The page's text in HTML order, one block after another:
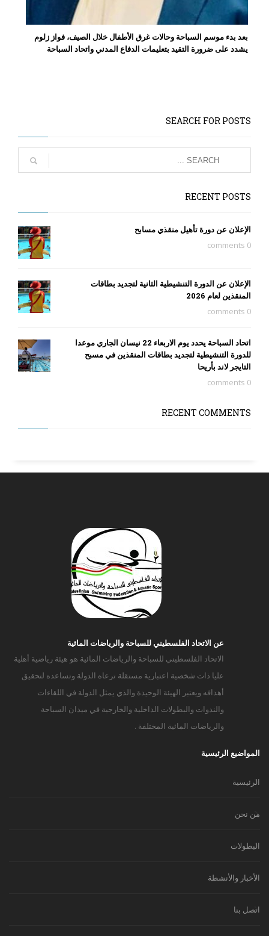
بعد بدء موسم السباحة وحالات غرق الأطفال خلال الصيف، فواز زلوم
يشدد على ضرورة التقيد بتعليمات الدفاع المدني واتحاد السباحة
SEARCH FOR POSTS
RECENT POSTS
الإعلان عن دورة تأهيل منقذي مسابح
0 comments
الإعلان عن الدورة التنشيطية الثانية لتجديد بطاقات
المنقذين لعام 2026
0 comments
اتحاد السباحة يحدد يوم الاربعاء 22 نيسان الجاري موعدا
للدورة التنشيطية لتجديد بطاقات المنقذين في مسبح
التايجر لاند بأريحا
0 comments
RECENT COMMENTS
عن الاتحاد الفلسطيني للسباحة والرياضات المائية
الاتحاد الفلسطيني للسباحة والرياضات المائية هو هيئة رياضية أهلية
عليا ذات شخصية اعتبارية مستقلة ترعاه الدولة وتساعده لتحقيق
أهدافه ويعتبر الهيئة الوحيدة والذي يمثل الدولة في اللقاءات
والندوات والبطولات الداخلية والخارجية في ميدان السباحة
والرياضات المائية المختلفة .
المواضيع الرئيسية
الرئيسية
من نحن
البطولات
الأخبار والأنشطة
اتصل بنا